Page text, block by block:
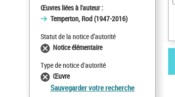
Œuvres liées à l'auteur :
Temperton, Rod (1947-2016)
Statut de la notice d’autorité
Notice élémentaire
Type de notice d'autorité
Œuvre
Sauvegarder votre recherche